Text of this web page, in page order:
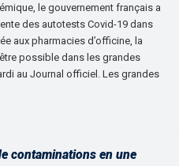
le gouvernement français a
des autotests Covid-19 dans
aux pharmacies d’officine, la
possible dans les grandes
au Journal officiel. Les grandes
contaminations en une